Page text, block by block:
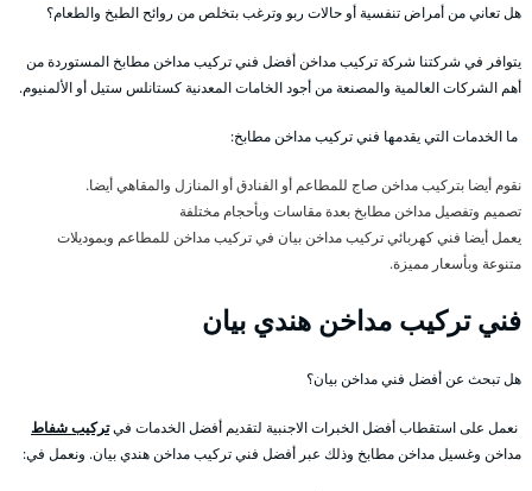
هل تعاني من أمراض تنفسية أو حالات ربو وترغب بتخلص من روائح الطبخ والطعام؟
يتوافر في شركتنا شركة تركيب مداخن أفضل فني تركيب مداخن مطابخ المستوردة من
أهم الشركات العالمية والمصنعة من أجود الخامات المعدنية كستانلس ستيل أو الألمنيوم.
ما الخدمات التي يقدمها فني تركيب مداخن مطابخ:
نقوم أيضا بتركيب مداخن صاج للمطاعم أو الفنادق أو المنازل والمقاهي أيضا.
تصميم وتفصيل مداخن مطابخ بعدة مقاسات وبأحجام مختلفة
يعمل أيضا فني كهربائي تركيب مداخن بيان في تركيب مداخن للمطاعم وبموديلات
متنوعة وبأسعار مميزة.
فني تركيب مداخن هندي بيان
هل تبحث عن أفضل فني مداخن بيان؟
نعمل على استقطاب أفضل الخبرات الاجنبية لتقديم أفضل الخدمات فيتركيب شفاط
مداخن وغسيل مداخن مطابخ وذلك عبر أفضل فني تركيب مداخن هندي بيان. ونعمل في: